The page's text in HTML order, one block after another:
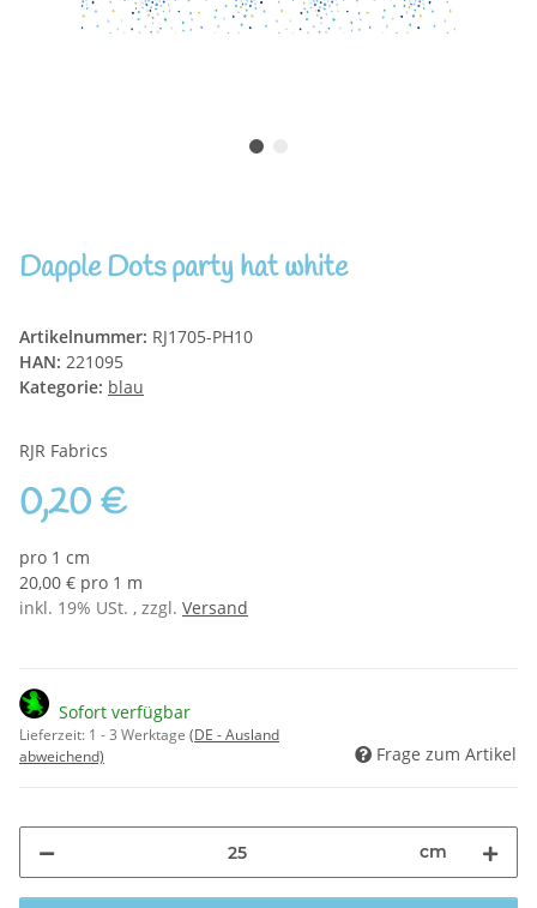
Dapple Dots party hat white
Artikelnummer: RJ1705-PH10
HAN: 221095
Kategorie: blau
RJR Fabrics
0,20 €
pro 1 cm
20,00 € pro 1 m
inkl. 19% USt. , zzgl. Versand
Sofort verfügbar
Lieferzeit: 1 - 3 Werktage (DE - Ausland
abweichend)
Frage zum Artikel
cm